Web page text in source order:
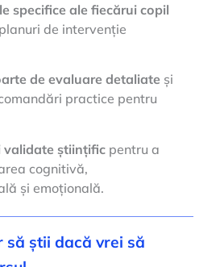
specifice ale fiecărui copil
de intervenție
de evaluare detaliate și
practice pentru
validate științific pentru a
cognitivă,
și emoțională.
să știi dacă vrei să